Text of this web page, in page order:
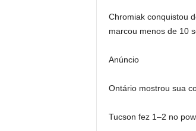
Chromiak conquistou
marcou menos de 10
Anúncio
Ontário mostrou sua
Tucson fez 1–2 no